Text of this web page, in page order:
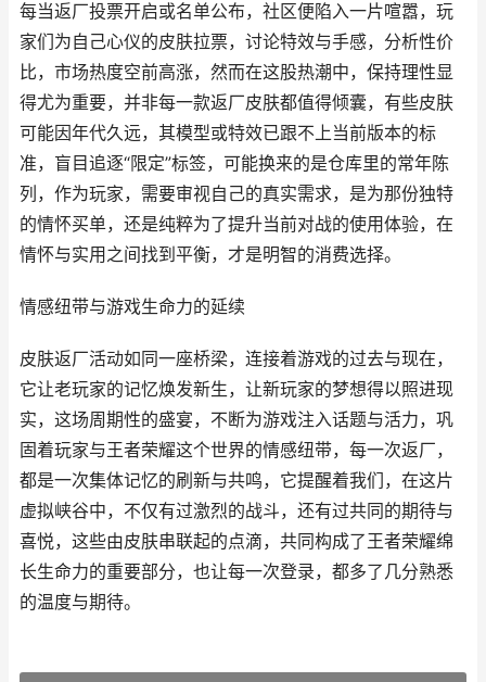
每当返厂投票开启或名单公布，社区便陷入一片喧嚣，玩
家们为自己心仪的皮肤拉票，讨论特效与手感，分析性价
比，市场热度空前高涨，然而在这股热潮中，保持理性显
得尤为重要，并非每一款返厂皮肤都值得倾囊，有些皮肤
可能因年代久远，其模型或特效已跟不上当前版本的标
准，盲目追逐“限定”标签，可能换来的是仓库里的常年陈
列，作为玩家，需要审视自己的真实需求，是为那份独特
的情怀买单，还是纯粹为了提升当前对战的使用体验，在
情怀与实用之间找到平衡，才是明智的消费选择。
情感纽带与游戏生命力的延续
皮肤返厂活动如同一座桥梁，连接着游戏的过去与现在，
它让老玩家的记忆焕发新生，让新玩家的梦想得以照进现
实，这场周期性的盛宴，不断为游戏注入话题与活力，巩
固着玩家与王者荣耀这个世界的情感纽带，每一次返厂，
都是一次集体记忆的刷新与共鸣，它提醒着我们，在这片
虚拟峡谷中，不仅有过激烈的战斗，还有过共同的期待与
喜悦，这些由皮肤串联起的点滴，共同构成了王者荣耀绵
长生命力的重要部分，也让每一次登录，都多了几分熟悉
的温度与期待。